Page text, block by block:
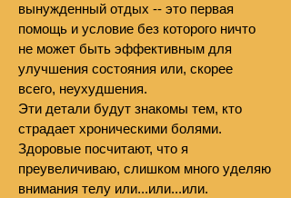
вынужденный отдых -- это первая
помощь и условие без которого ничто
не может быть эффективным для
улучшения состояния или, скорее
всего, неухудшения.
Эти детали будут знакомы тем, кто
страдает хроническими болями.
Здоровые посчитают, что я
преувеличиваю, слишком много уделяю
внимания телу или...или...или.